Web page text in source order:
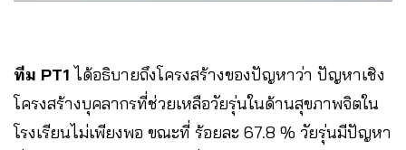
ทีม PT1 ได้อธิบายถึงโครงสร้างของปัญหาว่า ปัญหาเชิง
โครงสร้างบุคลากรที่ช่วยเหลือวัยรุ่นในด้านสุขภาพจิตใน
โรงเรียนไม่เพียงพอ ขณะที่ ร้อยละ 67.8 % วัยรุ่นมีปัญหา